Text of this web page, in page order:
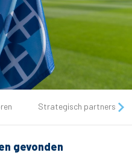
Strategisch partners
gevonden